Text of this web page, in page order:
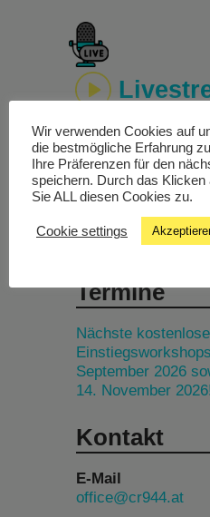
Termine
Nächste kostenlose
September 2026
14. November 2026!
Kontakt
E-Mail
office@cr944.at
Wir verwenden Cookies auf
die bestmögliche Erfahrung
Ihre Präferenzen für den
speichern. Durch das
Sie ALL diesen Cookies zu.
Cookie settings